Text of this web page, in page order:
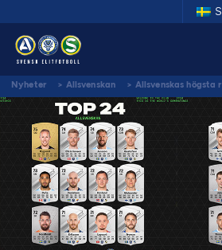
Nyheter > Allsvenskan > Allsvenskas högsta